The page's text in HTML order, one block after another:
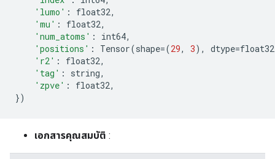
'lumo' : float32,
'mu' : float32,
'num_atoms' : int64,
'positions' : Tensor(shape=(29, 3), dtype=float32
'r2' : float32,
'tag' : string,
'zpve' : float32,
})
เอกสารคุณสมบัติ :